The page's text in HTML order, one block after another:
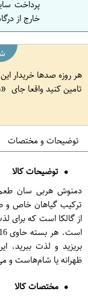
پرداخت
خارج از
هر روزه صدها خریدار این
تامین کنید واقعا جای
توضیحات و مختصات
توضیحات کالا
دمنوش هربی سان
ترکیب گیاهان خاص و
از گالکا است که برای
بریزید و لذت ببرید.
ظهرانه یا شام‌هاست و
مختصات کالا